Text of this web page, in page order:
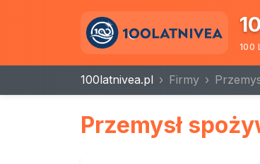
100
100latnivea.pl Firmy
Przemysł